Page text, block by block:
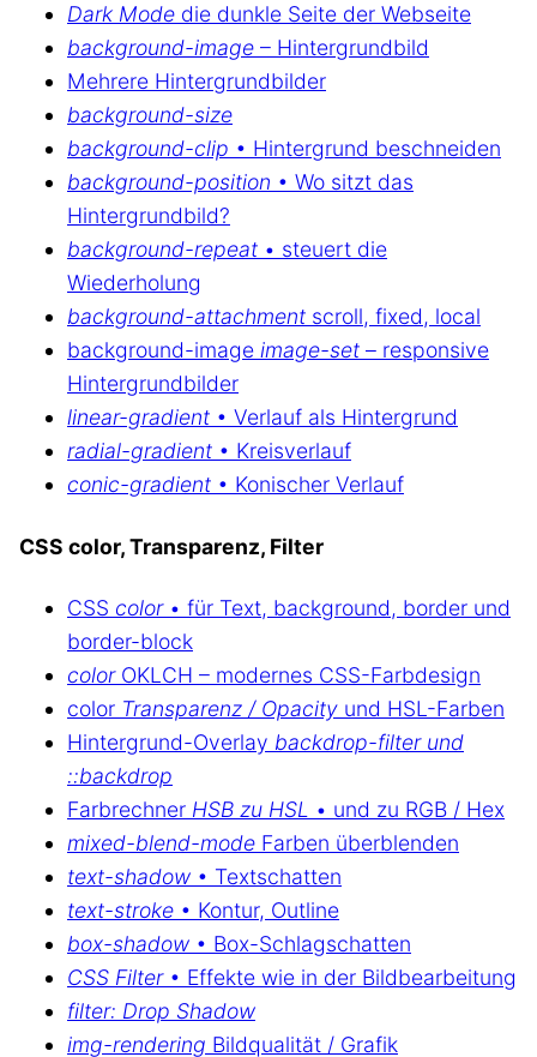
Dark Mode die dunkle Seite der Webseite
background-image – Hintergrundbild
Mehrere Hintergrundbilder
background-size
background-clip • Hintergrund beschneiden
background-position • Wo sitzt das
Hintergrundbild?
background-repeat • steuert die
Wiederholung
background-attachment scroll, fixed, local
background-image image-set – responsive
Hintergrundbilder
linear-gradient • Verlauf als Hintergrund
radial-gradient • Kreisverlauf
conic-gradient • Konischer Verlauf
CSS color, Transparenz, Filter
CSS color• für Text, background, border und
border-block
colorOKLCH – modernes CSS-Farbdesign
color Transparenz / Opacity und HSL-Farben
Hintergrund-Overlay backdrop-filter und
::backdrop
Farbrechner HSB zu HSL • und zu RGB / Hex
mixed-blend-mode Farben überblenden
text-shadow • Textschatten
text-stroke • Kontur, Outline
box-shadow • Box-Schlagschatten
CSS Filter• Effekte wie in der Bildbearbeitung
filter: Drop Shadow
img-rendering Bildqualität / Grafik